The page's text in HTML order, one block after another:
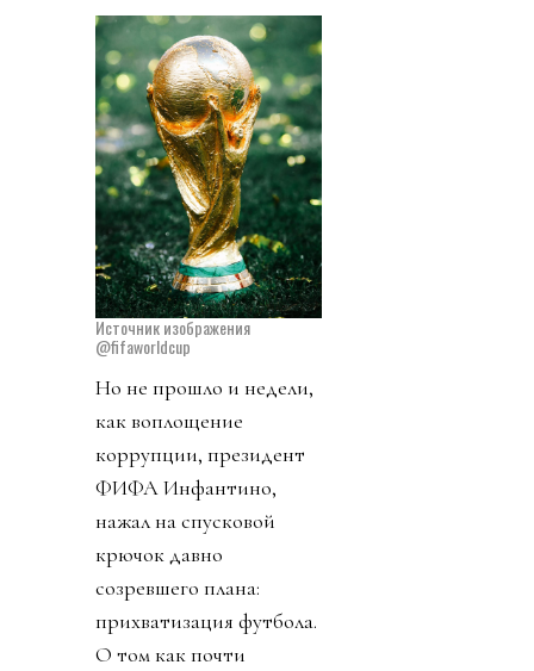
Источник изображения
@fifaworldcup
Но не прошло и недели,
как воплощение
коррупции, президент
ФИФА Инфантино,
нажал на спусковой
крючок давно
созревшего плана:
прихватизация футбола.
О том как почти